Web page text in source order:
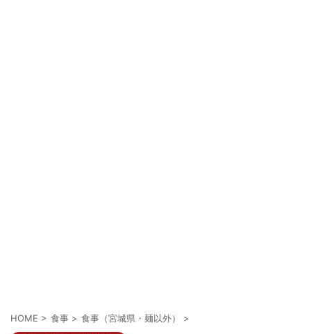
HOME > 食事 > 食事（宮城県・麺以外） >